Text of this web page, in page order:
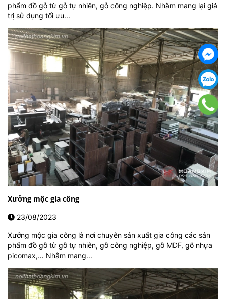
phẩm đồ gỗ từ gỗ tự nhiên, gỗ công nghiệp. Nhằm mang lại giá
trị sử dụng tối ưu...
Xưởng mộc gia công
23/08/2023
Xưởng mộc gia công là nơi chuyên sản xuất gia công các sản
phẩm đồ gỗ từ gỗ tự nhiên, gỗ công nghiệp, gỗ MDF, gỗ nhựa
picomax,… Nhằm mang...